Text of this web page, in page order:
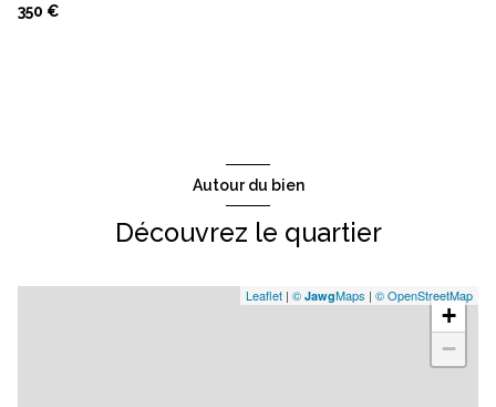
350 €
Autour du bien
Découvrez le quartier
+
−
Leaflet | © JawgMaps | © OpenStreetMap